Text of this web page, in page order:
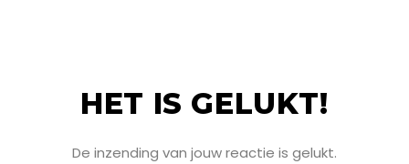
HET IS GELUKT!
De inzending van jouw reactie is gelukt.